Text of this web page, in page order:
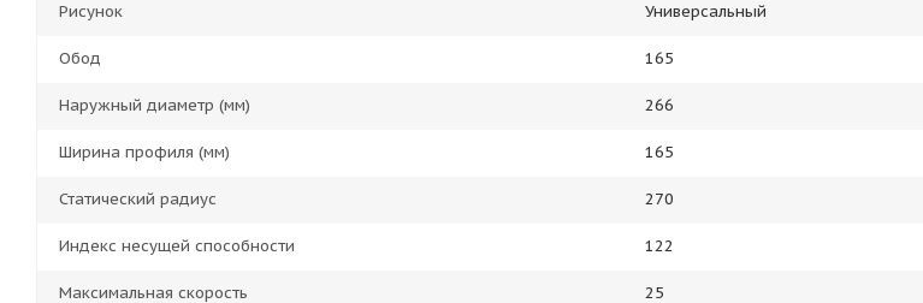
Рисунок Универсальный
Обод 165
Наружный диаметр (мм) 266
Ширина профиля (мм) 165
Статический радиус 270
Индекс несущей способности 122
Максимальная скорость 25